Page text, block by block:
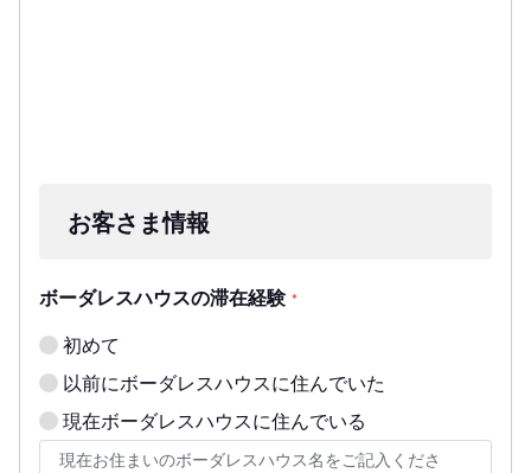
お客さま情報
ボーダレスハウスの滞在経験 *
初めて
以前にボーダレスハウスに住んでいた
現在ボーダレスハウスに住んでいる